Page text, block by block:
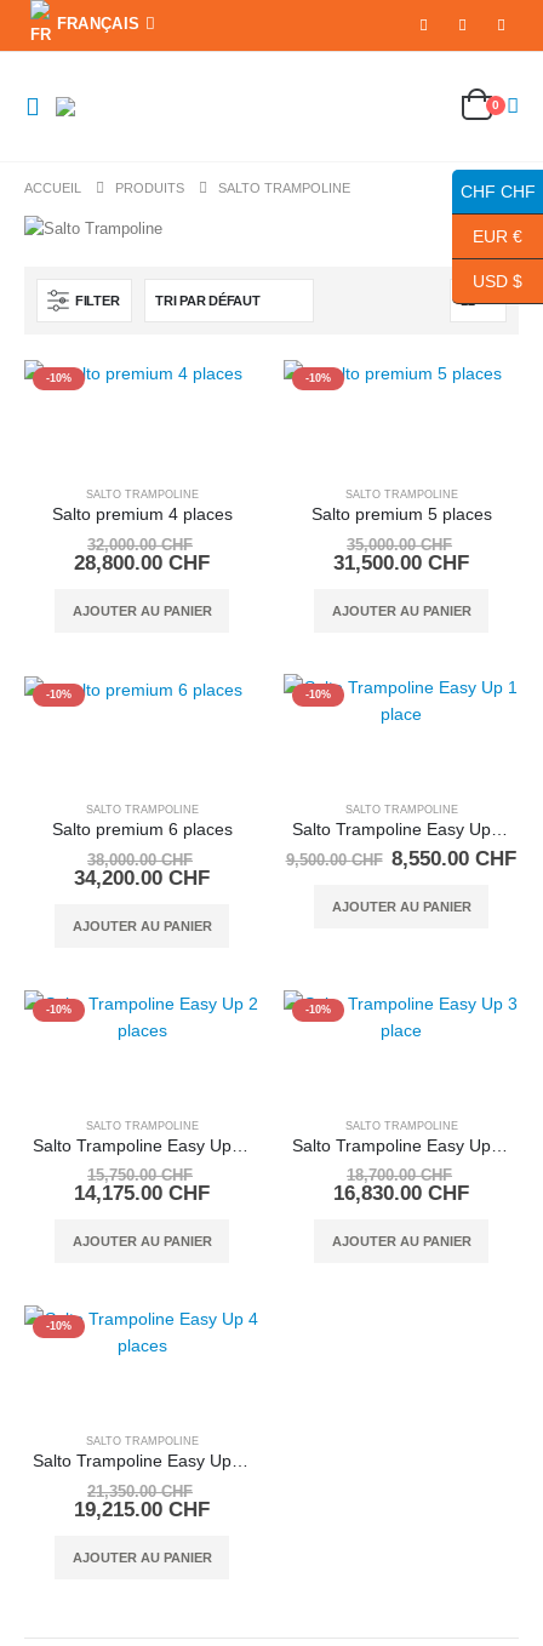
FRANÇAIS
0
ACCUEIL PRODUITS SALTO TRAMPOLINE
FILTER
-10%
SALTO TRAMPOLINE
Salto premium 4 places
32,000.00CHF
prix
32,000.00 CHF.
28,800.00 CHFLe
est :
AJOUTER AU PANIER
-10%
SALTO TRAMPOLINE
Salto premium 5 places
35,000.00CHF
prix
31,500.00 CHFLe
est :
AJOUTER AU PANIER
-10%
SALTO TRAMPOLINE
Salto premium 6 places
38,000.00CHF
prix
était :
38,000.00 CHF.
34,200.00 CHFLe
actuel
est :
AJOUTER AU PANIER
-10%
SALTO TRAMPOLINE
Salto Trampoline Easy Up 1 place
9,500.00CHF Le
prix
initial
était :
8,550.00CHFLe
AJOUTER AU PANIER
-10%
SALTO TRAMPOLINE
15,750.00CHF
prix
était :
15,750.00 CHF.
14,175.00 CHFLe
actuel
est :
AJOUTER AU PANIER
-10%
SALTO TRAMPOLINE
18,700.00CHF
prix
était :
16,830.00 CHFLe
actuel
est :
AJOUTER AU PANIER
-10%
SALTO TRAMPOLINE
Salto Trampoline Easy Up 4 places
21,350.00CHF
prix
était :
21,350.00 CHF.
19,215.00 CHFLe
actuel
est :
AJOUTER AU PANIER
CHF CHF
EUR €
USD $